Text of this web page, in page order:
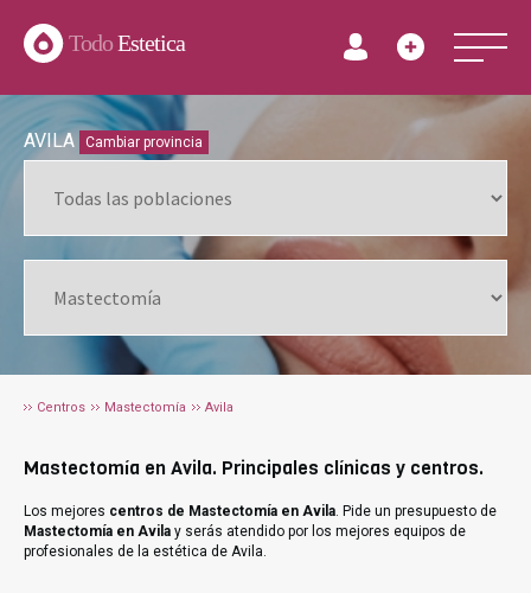
TodoEstetica
AVILA Cambiar provincia
Centros Mastectomía Avila
Mastectomía en Avila. Principales clínicas y centros.
Los mejores centros de Mastectomía en Avila. Pide un presupuesto de
Mastectomía en Avila y serás atendido por los mejores equipos de
profesionales de la estética de Avila.